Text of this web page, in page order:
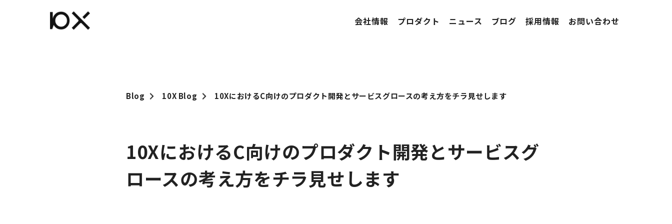
Blog 10X Blog 10XにおけるC向けのプロダクト開発とサービスグロースの考え方をチラ見せします
10XにおけるC向けのプロダクト開発とサービスグ
ロースの考え方をチラ見せします
会社情報 プロダクト ニュース ブログ 採用情報 お問い合わせ